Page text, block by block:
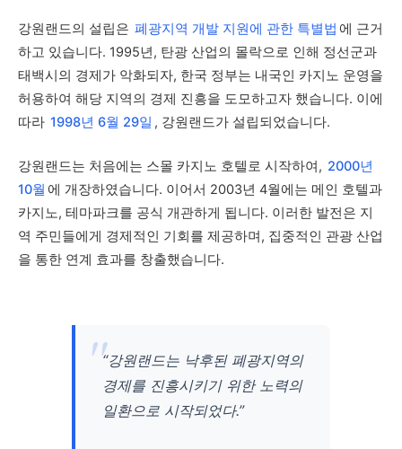
강원랜드의 설립은 폐광지역 개발 지원에 관한 특별법 에 근거
하고 있습니다. 1995년, 탄광 산업의 몰락으로 인해 정선군과
태백시의 경제가 악화되자, 한국 정부는 내국인 카지노 운영을
허용하여 해당 지역의 경제 진흥을 도모하고자 했습니다. 이에
따라 1998년 6월 29일 , 강원랜드가 설립되었습니다.
강원랜드는 처음에는 스몰 카지노 호텔로 시작하여, 2000년
10월 에 개장하였습니다. 이어서 2003년 4월에는 메인 호텔과
카지노, 테마파크를 공식 개관하게 됩니다. 이러한 발전은 지
역 주민들에게 경제적인 기회를 제공하며, 집중적인 관광 산업
을 통한 연계 효과를 창출했습니다.
“강원랜드는 낙후된 폐광지역의
경제를 진흥시키기 위한 노력의
일환으로 시작되었다.”